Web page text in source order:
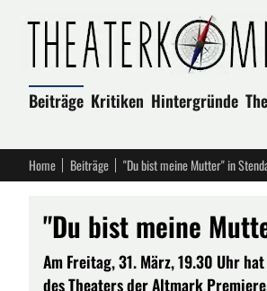
Beiträge Kritiken Hintergründe
Home Beiträge "Du bist meine Mutter" in
"Du bist meine
Am Freitag, 31. März, 19.30 Uhr
des Theaters der Altmark